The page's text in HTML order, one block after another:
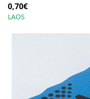
0,70€
LAOS